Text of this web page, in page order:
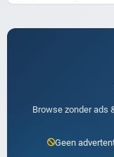
Browse zonder ads
Geen